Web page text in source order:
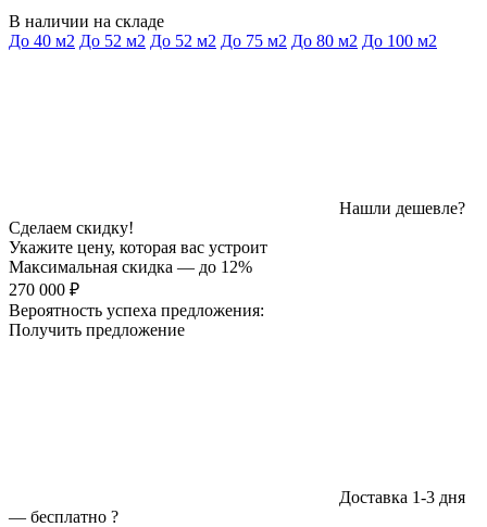
В наличии на складе
До 40 м2 До 52 м2 До 52 м2 До 75 м2 До 80 м2 До 100 м2
Нашли дешевле?
Сделаем скидку!
Укажите цену, которая вас устроит
Максимальная скидка — до 12%
270 000 ₽
Вероятность успеха предложения:
Получить предложение
Доставка 1-3 дня
— бесплатно ?